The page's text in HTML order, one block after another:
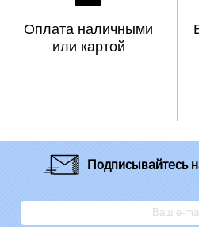
Оплата наличными
или картой
Подписывайтесь